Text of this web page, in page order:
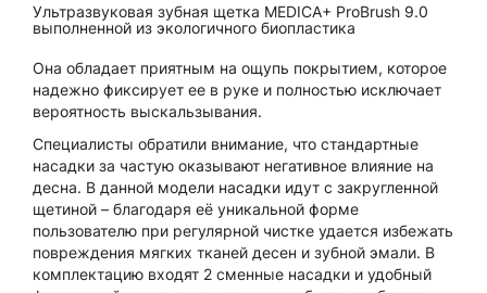
Ультразвуковая зубная щетка MEDICA+ ProBrush 9.0
выполненной из экологичного биопластика
Она обладает приятным на ощупь покрытием, которое
надежно фиксирует ее в руке и полностью исключает
вероятность выскальзывания.
Специалисты обратили внимание, что стандартные
насадки за частую оказывают негативное влияние на
десна. В данной модели насадки идут с закругленной
щетиной – благодаря её уникальной форме
пользователю при регулярной чистке удается избежать
повреждения мягких тканей десен и зубной эмали. В
комплектацию входят 2 сменные насадки и удобный